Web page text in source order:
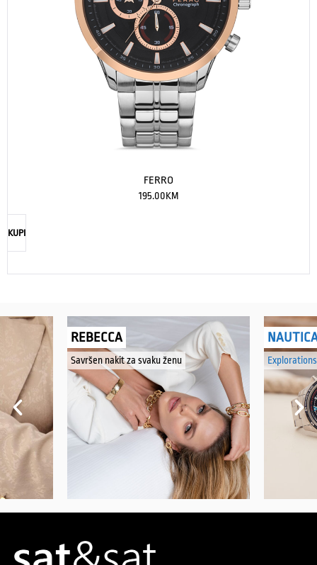
FERRO
195.00KM
KUPI
REBECCA
Savršen nakit za svaku ženu